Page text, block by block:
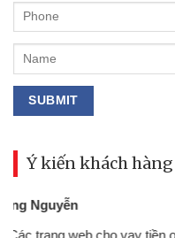
Ý kiến khách hàng